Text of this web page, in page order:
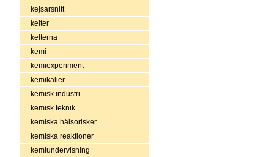
kejsarsnitt
kelter
kelterna
kemi
kemiexperiment
kemikalier
kemisk industri
kemisk teknik
kemiska hälsorisker
kemiska reaktioner
kemiundervisning